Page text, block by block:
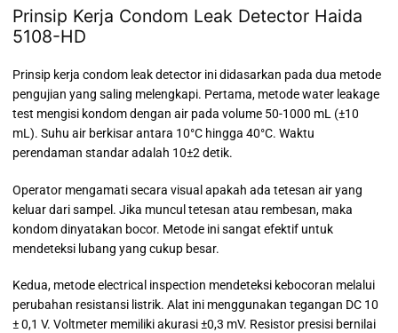
Prinsip Kerja Condom Leak Detector Haida
5108-HD
Prinsip kerja condom leak detector ini didasarkan pada dua metode
pengujian yang saling melengkapi. Pertama, metode water leakage
test mengisi kondom dengan air pada volume 50-1000 mL (±10
mL). Suhu air berkisar antara 10°C hingga 40°C. Waktu
perendaman standar adalah 10±2 detik.
Operator mengamati secara visual apakah ada tetesan air yang
keluar dari sampel. Jika muncul tetesan atau rembesan, maka
kondom dinyatakan bocor. Metode ini sangat efektif untuk
mendeteksi lubang yang cukup besar.
Kedua, metode electrical inspection mendeteksi kebocoran melalui
perubahan resistansi listrik. Alat ini menggunakan tegangan DC 10
± 0,1 V. Voltmeter memiliki akurasi ±0,3 mV. Resistor presisi bernilai